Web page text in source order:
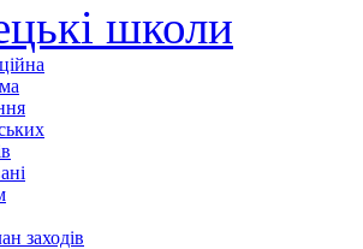
школи
заходів